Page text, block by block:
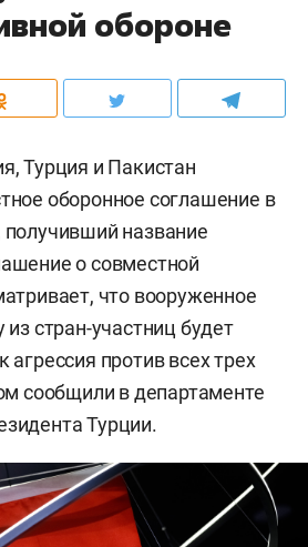
обороне
Турция и Пакистан
оборонное соглашение в
название
о совместной
что вооруженное
стран-участниц будет
агрессия против всех трех
сообщили в департаменте
Турции.